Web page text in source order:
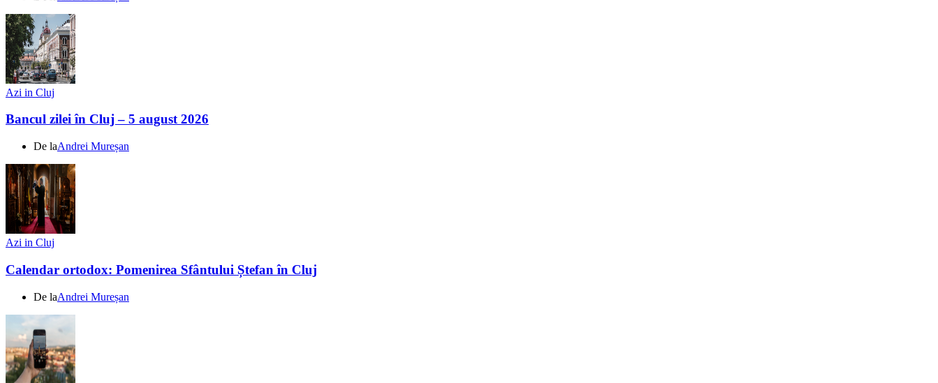
Azi in Cluj
Bancul zilei în Cluj – 5 august 2026
De laAndrei Mureșan
Azi in Cluj
Calendar ortodox: Pomenirea Sfântului Ștefan în Cluj
De laAndrei Mureșan